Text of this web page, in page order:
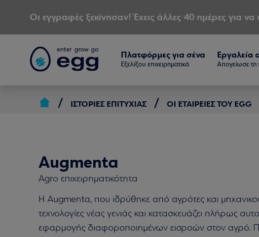
Οι εγγραφές ξεκίνησαν! Έχεις άλλες 40 ημέρες για να
Πλατφόρμες για σένα
Εξελίξου επιχειρηματικά
Εργαλεία
Απογείωσε
ΙΣΤΟΡΊΕΣ ΕΠΙΤΥΧΊΑΣ ΟΙ ΕΤΑΙΡΕΊΕΣ ΤΟΥ EGG
Augmenta
Agro επιχειρηματικότητα
Η Augmenta, που ιδρύθηκε από αγρότες και
τεχνολογίες νέας γενιάς και κατασκευάζει πλήρως
εφαρμογής διαφοροποιημένων εισροών στον αγρό.